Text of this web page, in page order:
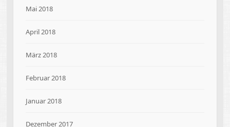
Mai 2018
April 2018
März 2018
Februar 2018
Januar 2018
Dezember 2017